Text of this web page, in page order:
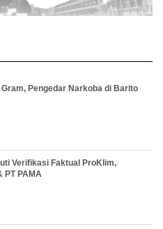
Gram, Pengedar Narkoba di Barito
Verifikasi Faktual ProKlim,
PT PAMA